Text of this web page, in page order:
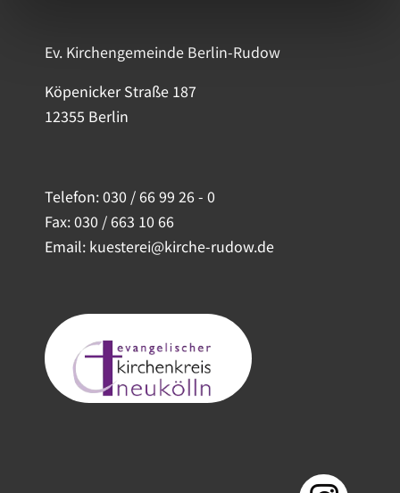
Ev. Kirchengemeinde Berlin-Rudow
Köpenicker Straße 187
12355 Berlin
Telefon:030 / 66 99 26 - 0
Fax: 030 / 663 10 66
Email: kuesterei@kirche-rudow.de